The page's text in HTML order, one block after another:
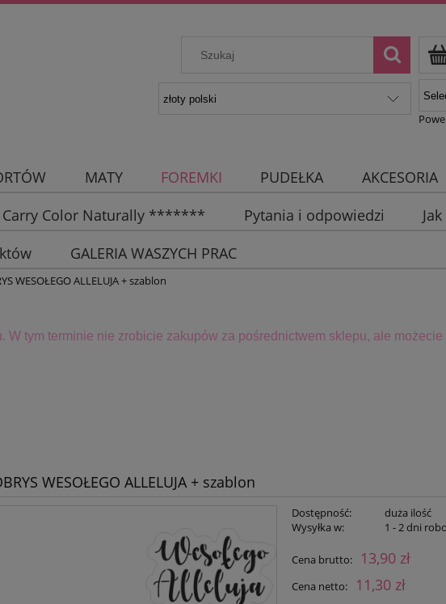
MATY FOREMKI PUDEŁKA AKCESORIA
Color Naturally ******* Pytania i odpowiedzi
GALERIA WASZYCH PRAC
WESOŁEGO ALLELUJA + szablon
W tym terminie nie zrobicie zakupów za pośrednictwem sklepu, ale
WESOŁEGO ALLELUJA + szablon
Dostępność:
duża ilość
Wysyłka w:
1 - 2 dni
Cena brutto: 13,90 zł
Cena netto: 11,30 zł